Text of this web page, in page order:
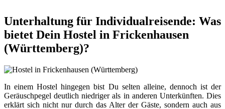
Unterhaltung für Individualreisende: Was
bietet Dein Hostel in Frickenhausen
(Württemberg)?
In einem Hostel hingegen bist Du selten alleine, dennoch ist der
Geräuschpegel deutlich niedriger als in anderen Unterkünften. Dies
erklärt sich nicht nur durch das Alter der Gäste, sondern auch aus